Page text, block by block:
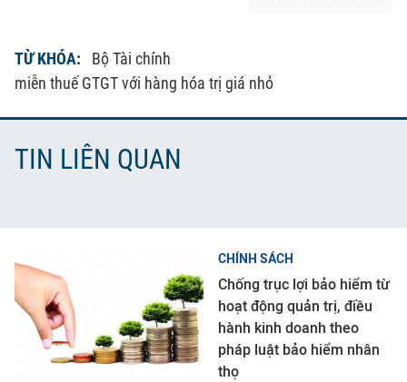
TỪ KHÓA:
Bộ Tài chính
miễn thuế GTGT với hàng hóa trị giá nhỏ
TIN LIÊN QUAN
CHÍNH SÁCH
Chống trục lợi bảo hiểm từ
hoạt động quản trị, điều
hành kinh doanh theo
pháp luật bảo hiểm nhân
thọ